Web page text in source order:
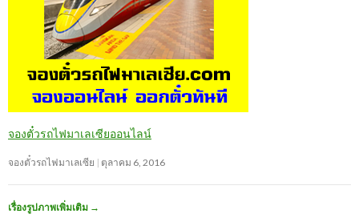
จองตั๋วรถไฟมาเลเซียออนไลน์
จองตั๋วรถไฟมาเลเซีย ตุลาคม 6, 2016
เรื่องรูปภาพเพิ่มเติม →